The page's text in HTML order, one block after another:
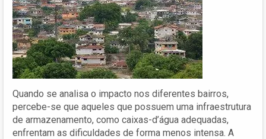
Quando se analisa o impacto nos diferentes bairros,
percebe-se que aqueles que possuem uma infraestrutura
de armazenamento, como caixas-d’água adequadas,
enfrentam as dificuldades de forma menos intensa. A